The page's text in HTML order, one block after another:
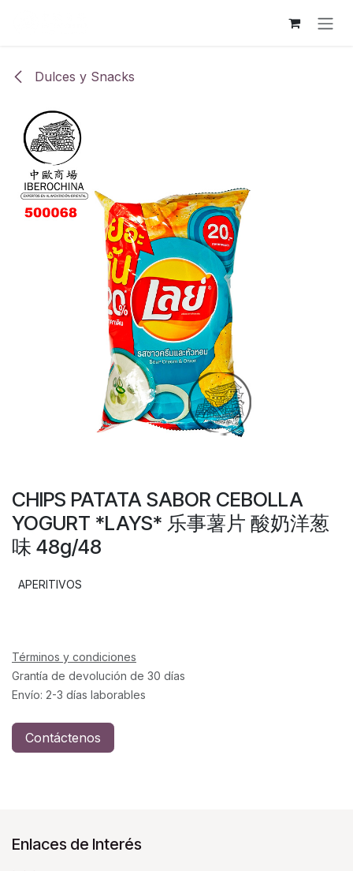
Dulces y Snacks
CHIPS PATATA SABOR CEBOLLA
YOGURT *LAYS* 乐事薯片 酸奶洋葱
味 48g/48
APERITIVOS
Términos y condiciones
Grantía de devolución de 30 días
Envío: 2-3 días laborables
Contáctenos
Enlaces de Interés